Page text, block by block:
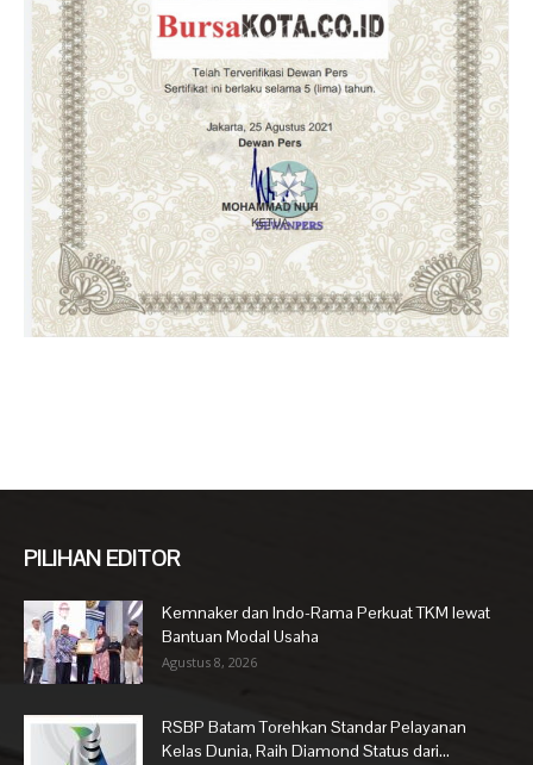
PILIHAN EDITOR
Kemnaker dan Indo-Rama Perkuat TKM lewat
Bantuan Modal Usaha
Agustus 8, 2026
RSBP Batam Torehkan Standar Pelayanan
Kelas Dunia, Raih Diamond Status dari...